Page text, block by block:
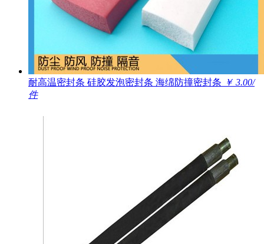
耐高温密封条 硅胶发泡密封条 海绵防撞密封条 ￥ 3.00/
件